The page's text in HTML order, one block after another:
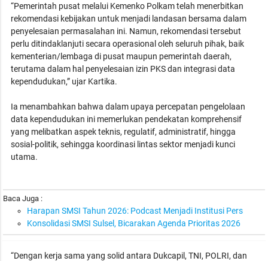
“Pemerintah pusat melalui Kemenko Polkam telah menerbitkan
rekomendasi kebijakan untuk menjadi landasan bersama dalam
penyelesaian permasalahan ini. Namun, rekomendasi tersebut
perlu ditindaklanjuti secara operasional oleh seluruh pihak, baik
kementerian/lembaga di pusat maupun pemerintah daerah,
terutama dalam hal penyelesaian izin PKS dan integrasi data
kependudukan,” ujar Kartika.
Ia menambahkan bahwa dalam upaya percepatan pengelolaan
data kependudukan ini memerlukan pendekatan komprehensif
yang melibatkan aspek teknis, regulatif, administratif, hingga
sosial-politik, sehingga koordinasi lintas sektor menjadi kunci
utama.
Baca Juga :
Harapan SMSI Tahun 2026: Podcast Menjadi Institusi Pers
Konsolidasi SMSI Sulsel, Bicarakan Agenda Prioritas 2026
“Dengan kerja sama yang solid antara Dukcapil, TNI, POLRI, dan